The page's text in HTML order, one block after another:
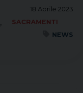
18 Aprile 2023
,
SACRAMENTI
NEWS